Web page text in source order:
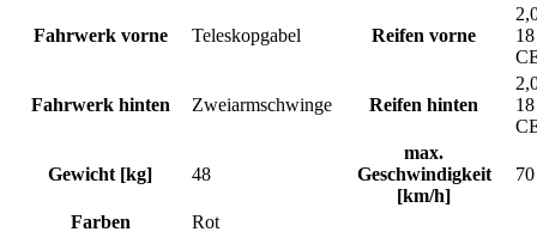
Fahrwerk vorne Teleskopgabel Reifen vorne
18
Fahrwerk hinten Zweiarmschwinge Reifen hinten
18
Gewicht [kg] 48
max.
Geschwindigkeit
[km/h]
70
Farben
Rot